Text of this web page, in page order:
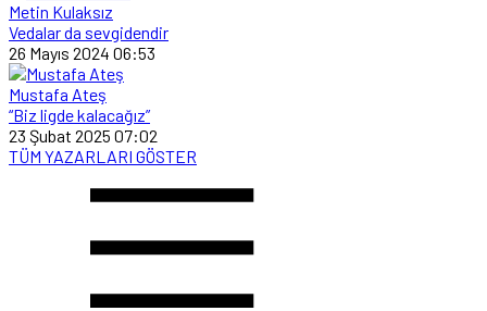
Metin Kulaksız
Vedalar da sevgidendir
26 Mayıs 2024 06:53
Mustafa Ateş
“Biz ligde kalacağız”
23 Şubat 2025 07:02
TÜM YAZARLARI GÖSTER